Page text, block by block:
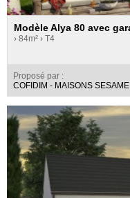
Modèle Alya 80 avec
› 84m² › T4
Proposé par :
COFIDIM - MAISONS SESAME